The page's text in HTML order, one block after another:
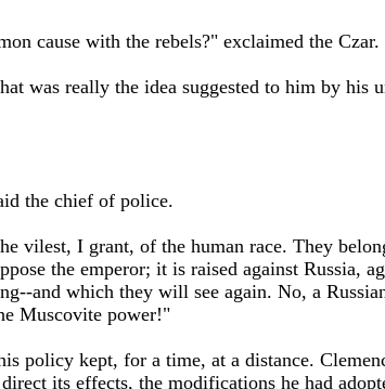
cause with the rebels?" exclaimed the Czar.
was really the idea suggested to him by his
the chief of police.
vilest, I grant, of the human race. They
the emperor; it is raised against Russia,
and which they will see again. No, a
Muscovite power!"
policy kept, for a time, at a distance.
its effects, the modifications he had